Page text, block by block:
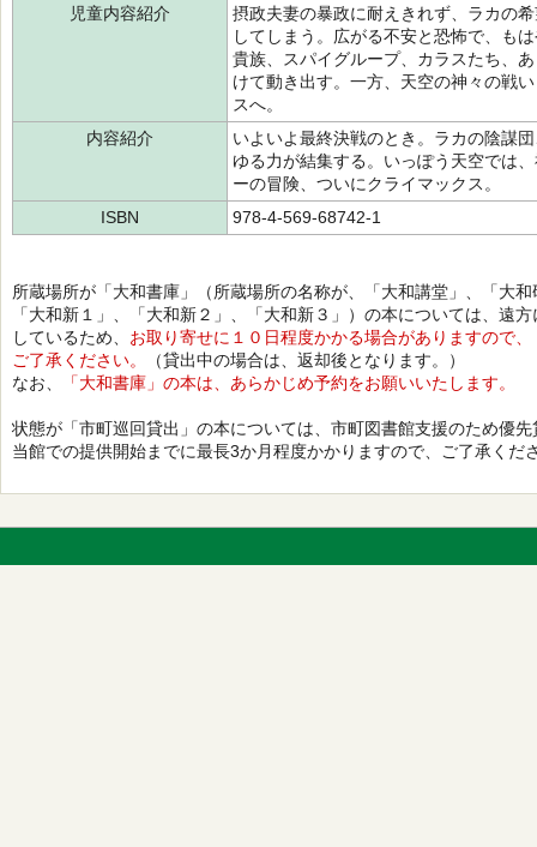
児童内容紹介
摂政夫妻の暴政に耐えきれず、ラカの
してしまう。広がる不安と恐怖で、も
貴族、スパイグループ、カラスたち、
けて動き出す。一方、天空の神々の戦
スへ。
内容紹介
いよいよ最終決戦のとき。ラカの陰謀
ゆる力が結集する。いっぽう天空では
ーの冒険、ついにクライマックス。
ISBN
978-4-569-68742-1
所蔵場所が「大和書庫」（所蔵場所の名称が、「大和講堂」、「大和
「大和新１」、「大和新２」、「大和新３」）の本については、遠方
しているため、 お取り寄せに１０日程度かかる場合がありますので、
ご了承ください。
（貸出中の場合は、返却後となります。）
なお、
「大和書庫」の本は、あらかじめ予約をお願いいたします。
状態が「市町巡回貸出」の本については、市町図書館支援のため優
当館での提供開始までに最長3か月程度かかりますので、ご了承くだ